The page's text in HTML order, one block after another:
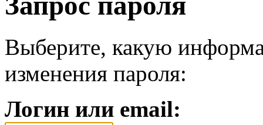
Выберите, какую
изменения пароля:
Логин или email: